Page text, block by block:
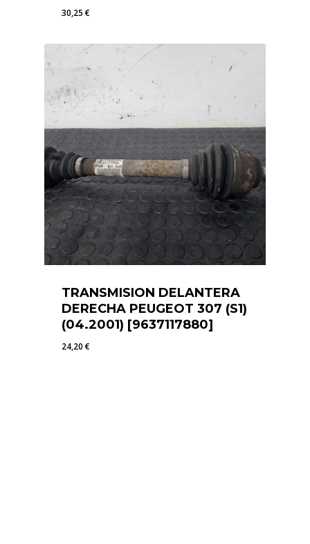
30,25€
TRANSMISION DELANTERA
DERECHA PEUGEOT 307 (S1)
(04.2001) [9637117880]
24,20€